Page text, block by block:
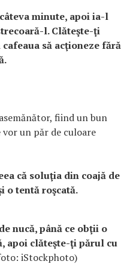
minute, apoi ia-l
l. Clăteşte-ţi
să acţioneze fără
fiind un bun
un păr de culoare
că soluţia din coajă de
o tentă roşcată.
nucă, până ce obţii o
apoi clăteşte-ţi părul cu
iStockphoto)